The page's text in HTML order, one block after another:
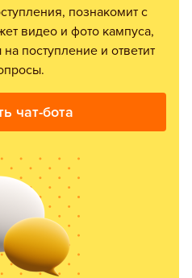
познакомит с
видео и фото кампуса,
поступление и ответит
чат-бота